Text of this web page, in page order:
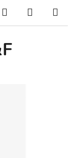
Hledat
KOŠÍK